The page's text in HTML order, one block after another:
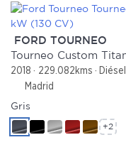
FORD TOURNEO
2018 229.082kms Diésel
Madrid
Gris
+2